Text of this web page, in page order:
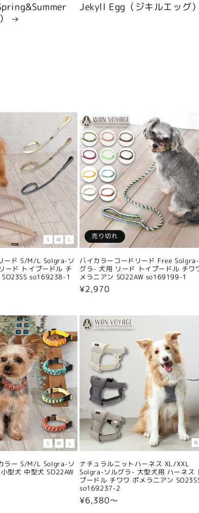
Jekyll Egg（ジキルエッグ
ード S/M/L Solgra-ソ
ード トイプードル チ
SO23SS so169238-1
売り切れ
バイカラーコードリード Free
グラ- 犬用 リード トイプードル チワ
メラニアン SO22AW so169199-1
通
格
¥2,970
ラー S/M/L Solgra-ソ
型犬 中型犬 SO22AW
ナチュラルニットハーネス XL/XXL
Solgra-ソルグラ- 大型犬用 ハーネス
プードル チワワ ポメラニアン
so169237-2
通
¥6,380〜